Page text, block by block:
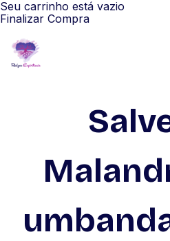
Seu carrinho está vazio
Finalizar Compra